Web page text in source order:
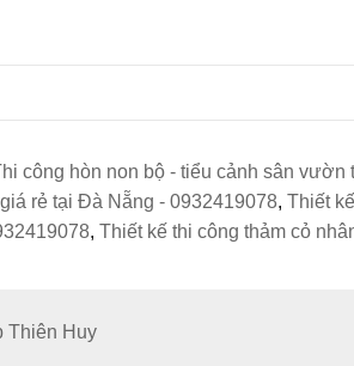
công hòn non bộ - tiểu cảnh sân
rẻ tại Đà Nẵng - 0932419078, Thiết
, Thiết kế thi công thảm cỏ
Thiên Huy